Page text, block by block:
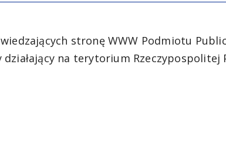
stronę WWW Podmiotu
na terytorium Rzeczypospolitej